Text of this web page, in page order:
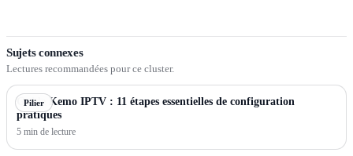
Sujets connexes
Lectures recommandées pour ce cluster.
Pilier
Guide Kemo IPTV : 11 étapes essentielles de configuration
pratiques
5 min de lecture